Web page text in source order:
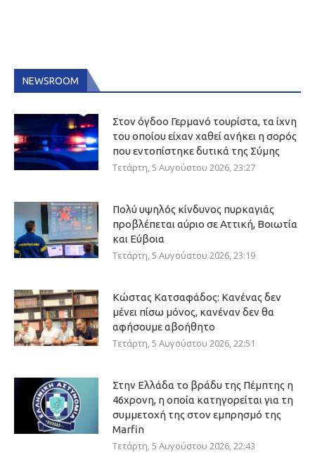
NEWSROOM
Στον όγδοο Γερμανό τουρίστα, τα ίχνη
του οποίου είχαν χαθεί ανήκει η σορός
που εντοπίστηκε δυτικά της Σύμης
Τετάρτη, 5 Αυγούστου 2026, 23:27
Πολύ υψηλός κίνδυνος πυρκαγιάς
προβλέπεται αύριο σε Αττική, Βοιωτία
και Εύβοια
Τετάρτη, 5 Αυγούστου 2026, 23:19
Κώστας Κατσαφάδος: Κανένας δεν
μένει πίσω μόνος, κανέναν δεν θα
αφήσουμε αβοήθητο
Τετάρτη, 5 Αυγούστου 2026, 22:51
Στην Ελλάδα το βράδυ της Πέμπτης η
46χρονη, η οποία κατηγορείται για τη
συμμετοχή της στον εμπρησμό της
Marfin
Τετάρτη, 5 Αυγούστου 2026, 22:43